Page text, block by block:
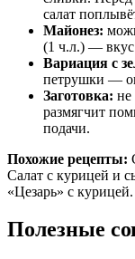
салат
Майонез:
(1 ч.л.) — вкус
Вариация с
петрушки —
Заготовка: не
размягчит
подачи.
Похожие рецепты:
Салат с курицей и
«Цезарь» с курицей.
Полезные